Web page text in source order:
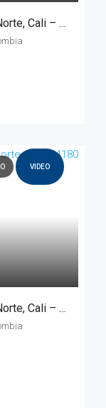
Apartamento Arriendo, Prados Del Norte, Cali – 4181
VIDEO
Apartamento Arriendo, Prados Del Norte, Cali – 4180